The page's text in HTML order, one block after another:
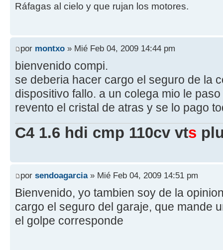
Ráfagas al cielo y que rujan los motores.
por montxo » Mié Feb 04, 2009 14:44 pm
bienvenido compi.
se deberia hacer cargo el seguro de la
dispositivo fallo. a un colega mio le
revento el cristal de atras y se lo pago
C4 1.6 hdi cmp 110cv vts
por sendoagarcia» Mié Feb 04, 2009 14:51 pm
Bienvenido, yo tambien soy de la
cargo el seguro del garaje, que mande
el golpe corresponde